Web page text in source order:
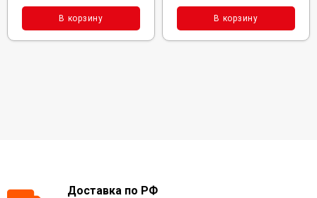
В корзину В корзину
Доставка по РФ